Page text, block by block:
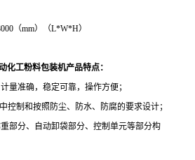
（mm）（L*W*H）
化工粉料包装机产品特点：
量准确，稳定可靠，操作方便；
控制和按照防尘、防水、防腐的要求设计；
部分、自动卸袋部分、控制单元等部分构